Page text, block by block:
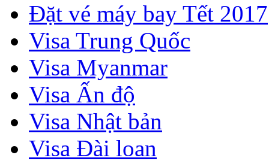
Đặt vé máy bay Tết 2017
Visa Trung Quốc
Visa Myanmar
Visa Ấn độ
Visa Nhật bản
Visa Đài loan